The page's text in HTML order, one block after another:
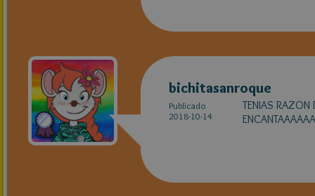
bichitasanroque
Publicado
2018-10-14
TENIAS